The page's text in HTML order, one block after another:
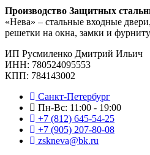
Производство Защитных
«Нева» – стальные входные
решетки на окна, замки и
ИП Русмиленко Дмитрий Ильич
ИНН: 780524095553
КПП: 784143002
Санкт-Петербург
Пн-Вс: 11:00 - 19:00
+7 (812) 645-54-25
+7 (905) 207-80-08
zskneva@bk.ru